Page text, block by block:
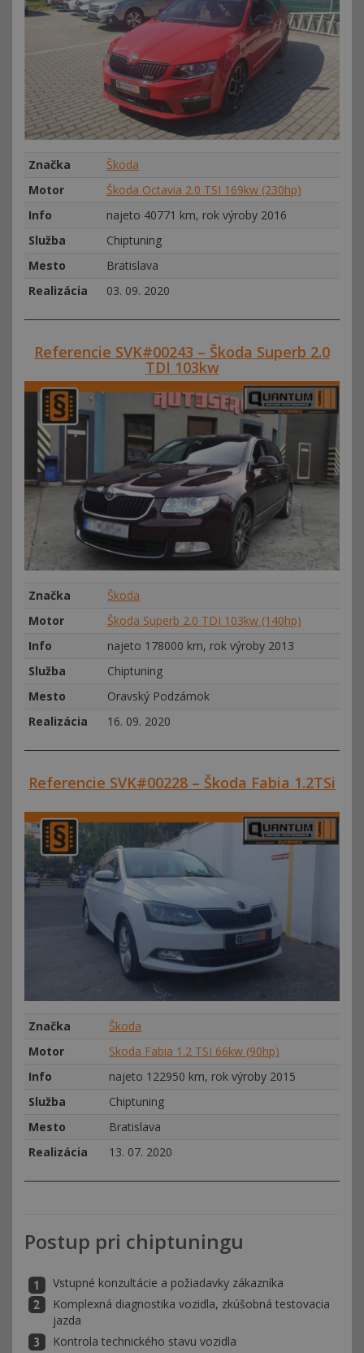
Značka
Škoda
Motor
Škoda Octavia 2.0 TSI 169kw (230hp)
Info
najeto 40771 km, rok výroby 2016
Služba
Chiptuning
Mesto
Bratislava
Realizácia
03. 09. 2020
Referencie SVK#00243 – Škoda Superb 2.0
TDI 103kw
Značka
Škoda
Motor
Škoda Superb 2.0 TDI 103kw (140hp)
Info
najeto 178000 km, rok výroby 2013
Služba
Chiptuning
Mesto
Oravský Podzámok
Realizácia
16. 09. 2020
Referencie SVK#00228 – Škoda Fabia 1.2TSi
Značka
Škoda
Motor
Skoda Fabia 1.2 TSI 66kw (90hp)
Info
najeto 122950 km, rok výroby 2015
Služba
Chiptuning
Mesto
Bratislava
Realizácia
13. 07. 2020
Postup pri chiptuningu
Vstupné konzultácie a požiadavky zákazníka
Komplexná diagnostika vozidla, zkúšobná testovacia
jazda
Kontrola technického stavu vozidla